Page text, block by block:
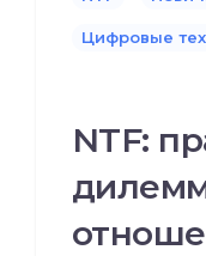
Цифровые
NTF: